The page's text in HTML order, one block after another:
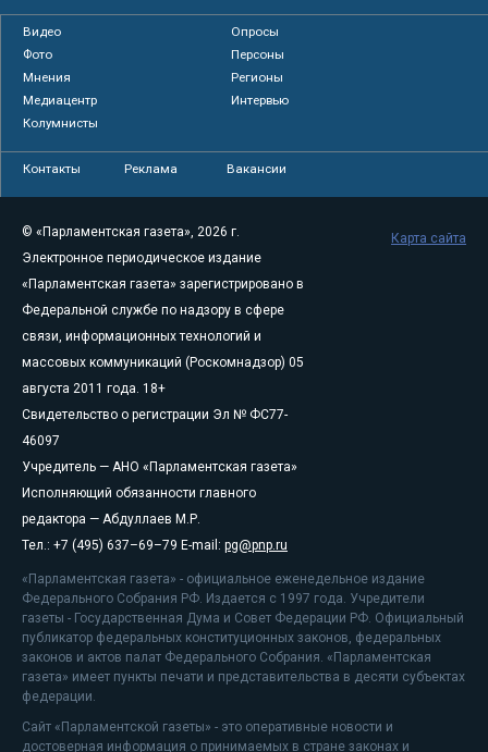
Видео
Опросы
Фото
Персоны
Мнения
Регионы
Медиацентр
Интервью
Колумнисты
Контакты Реклама Вакансии
© «Парламентская газета», 2026 г.
Электронное периодическое издание
«Парламентская газета» зарегистрировано в
Федеральной службе по надзору в сфере
связи, информационных технологий и
массовых коммуникаций (Роскомнадзор) 05
августа 2011 года. 18+
Свидетельство о регистрации Эл № ФС77-
46097
Учредитель — АНО «Парламентская газета»
Исполняющий обязанности главного
редактора — Абдуллаев М.Р.
Тел.: +7 (495) 637–69–79 E-mail: pg@pnp.ru
«Парламентская газета» - официальное еженедельное издание
Федерального Собрания РФ. Издается с 1997 года. Учредители
газеты - Государственная Дума и Совет Федерации РФ. Официальный
публикатор федеральных конституционных законов, федеральных
законов и актов палат Федерального Собрания. «Парламентская
газета» имеет пункты печати и представительства в десяти субъектах
федерации.
Сайт «Парламентской газеты» - это оперативные новости и
достоверная информация о принимаемых в стране законах и
Карта сайта